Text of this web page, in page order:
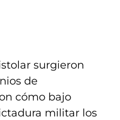
surgieron
de
cómo bajo
militar los